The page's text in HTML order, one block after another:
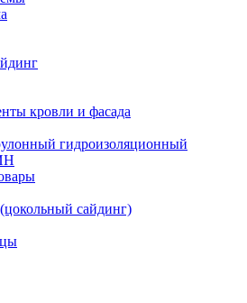
кровли и фасада
гидроизоляционный
сайдинг)